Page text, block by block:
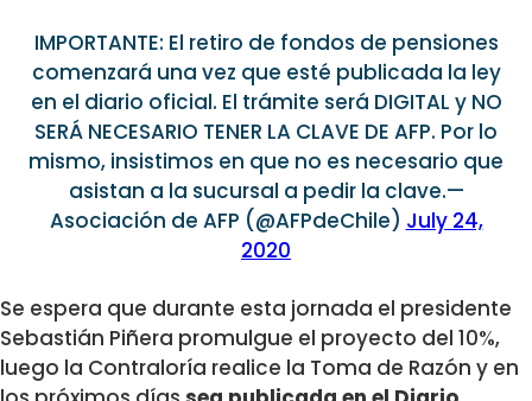
IMPORTANTE: El retiro de fondos de pensiones
comenzará una vez que esté publicada la ley
en el diario oficial. El trámite será DIGITAL y NO
SERÁ NECESARIO TENER LA CLAVE DE AFP. Por lo
mismo, insistimos en que no es necesario que
asistan a la sucursal a pedir la clave.—
Asociación de AFP (@AFPdeChile) July 24,
2020
Se espera que durante esta jornada el presidente
Sebastián Piñera promulgue el proyecto del 10%,
luego la Contraloría realice la Toma de Razón y en